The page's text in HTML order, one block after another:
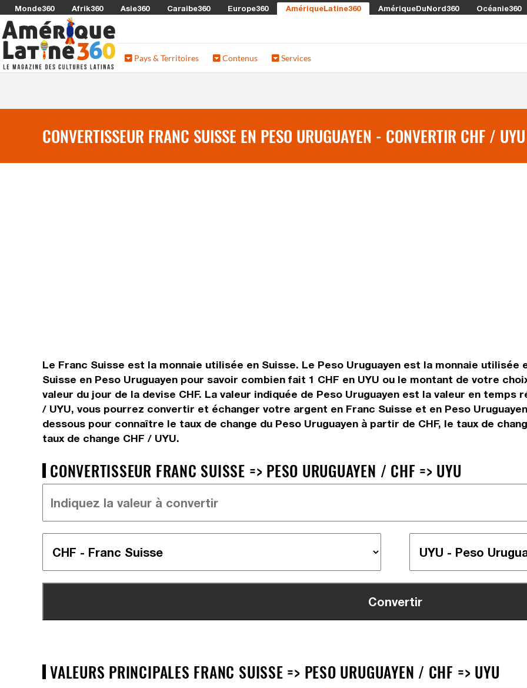
Monde360 Afrik360 Asie360 Caraibe360 Europe360 AmériqueLatine360 AmériqueDuNord360 Océanie360
Pays & Territoires Contenus Services
CONVERTISSEUR FRANC SUISSE EN PESO URUGUAYEN - CONVERTIR CHF / UYU
Le Franc Suisse est la monnaie utilisée en Suisse. Le Peso Uruguayen est la monnaie
Suisse en Peso Uruguayen pour savoir combien fait 1 CHF en UYU ou le montant de votre
valeur du jour de la devise CHF. La valeur indiquée de Peso Uruguayen est la valeur en temps
/ UYU, vous pourrez convertir et échanger votre argent en Franc Suisse et en Peso
dessous pour connaître le taux de change du Peso Uruguayen à partir de CHF, le taux de
taux de change CHF / UYU.
CONVERTISSEUR FRANC SUISSE => PESO URUGUAYEN / CHF => UYU
VALEURS PRINCIPALES FRANC SUISSE => PESO URUGUAYEN / CHF => UYU